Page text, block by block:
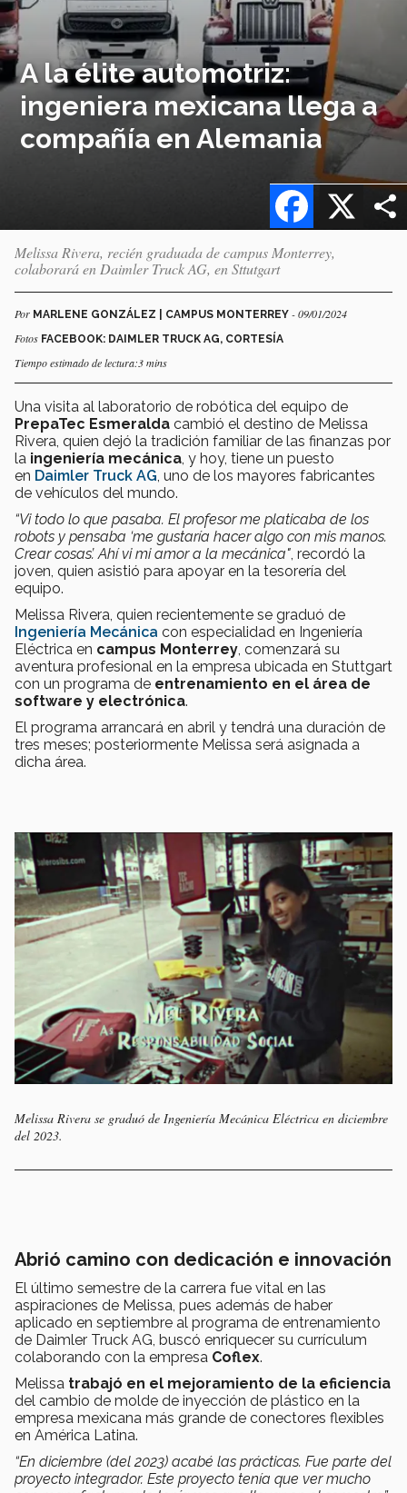
A la élite automotriz:
ingeniera mexicana llega a
compañía en Alemania
X
Facebook
Melissa Rivera, recién graduada de campus Monterrey,
colaborará en Daimler Truck AG, en Sttutgart
Por MARLENE GONZÁLEZ | CAMPUS MONTERREY - 09/01/2024
Fotos FACEBOOK: DAIMLER TRUCK AG, CORTESÍA
Tiempo estimado de lectura:3 mins
Una visita al laboratorio de robótica del equipo de
PrepaTec Esmeralda cambió el destino de Melissa
Rivera, quien dejó la tradición familiar de las finanzas por
la ingeniería mecánica , y hoy, tiene un puesto
en Daimler Truck AG , uno de los mayores fabricantes
de vehículos del mundo.
“Vi todo lo que pasaba. El profesor me platicaba de los
robots y pensaba ‘me gustaría hacer algo con mis manos.
Crear cosas’. Ahí vi mi amor a la mecánica" , recordó la
joven, quien asistió para apoyar en la tesorería del
equipo.
Melissa Rivera, quien recientemente se graduó de
Ingeniería Mecánica con especialidad en Ingeniería
Eléctrica en campus Monterrey , comenzará su
aventura profesional en la empresa ubicada en Stuttgart
con un programa de entrenamiento en el área de
software y electrónica.
El programa arrancará en abril y tendrá una duración de
tres meses; posteriormente Melissa será asignada a
dicha área.
Melissa Rivera se graduó de Ingeniería Mecánica Eléctrica en diciembre
del 2023.
Abrió camino con dedicación e innovación
El último semestre de la carrera fue vital en las
aspiraciones de Melissa, pues además de haber
aplicado en septiembre al programa de entrenamiento
de Daimler Truck AG, buscó enriquecer su currículum
colaborando con la empresa Coflex.
Melissa trabajó en el mejoramiento de la eficiencia
del cambio de molde de inyección de plástico en la
empresa mexicana más grande de conectores flexibles
en América Latina.
“En diciembre (del 2023) acabé las prácticas. Fue parte del
proyecto integrador. Este proyecto tenía que ver mucho